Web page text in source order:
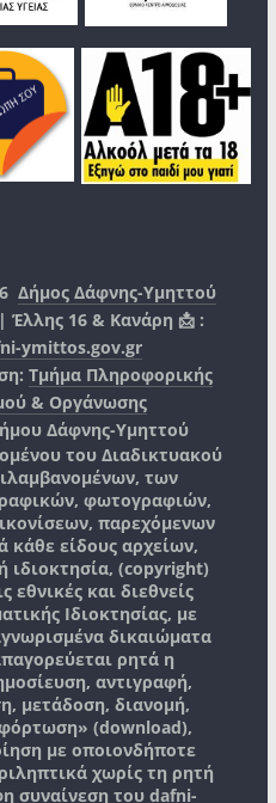
Δήμος Δάφνης-Υμηττού
Έλλης 16 & Κανάρη 📩 :
ymittos.gov.gr
Τμήμα Πληροφορικής
& Οργάνωσης
Δάφνης-Υμηττού
του Διαδικτυακού
των
φωτογραφιών,
παρεχόμενων
κάθε είδους αρχείων,
ιδιοκτησία, (copyright)
εθνικές και διεθνείς
Ιδιοκτησίας, με
δικαιώματα
ρητά η
αντιγραφή,
μετάδοση, διανομή,
(download),
με οποιονδήποτε
χωρίς τη ρητή
συναίνεση του dafni-